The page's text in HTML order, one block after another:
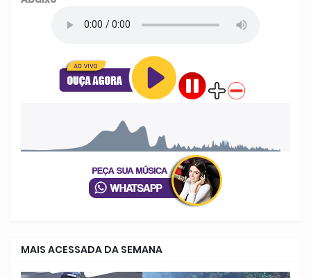
MAIS ACESSADA DA SEMANA